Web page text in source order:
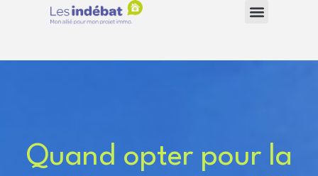
Quand opter pour la